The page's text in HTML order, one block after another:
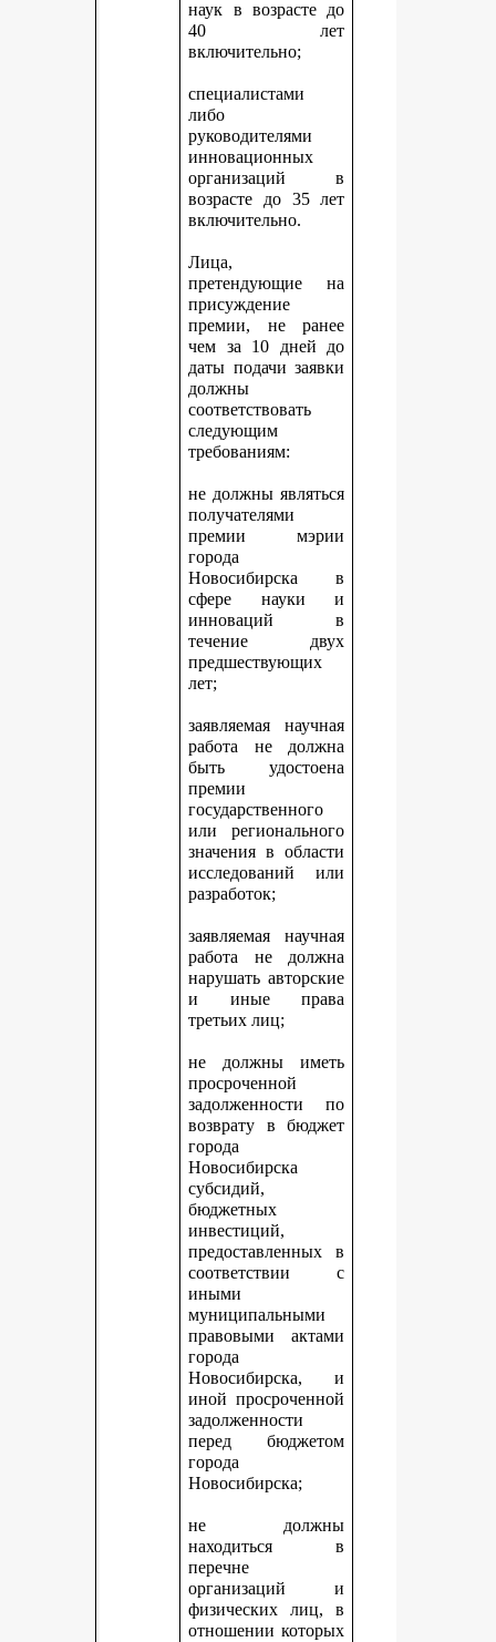
наук в возрасте до
40 лет
включительно;
специалистами
либо
руководителями
инновационных
организаций в
возрасте до 35 лет
включительно.
Лица,
претендующие на
присуждение
премии, не ранее
чем за 10 дней до
даты подачи заявки
должны
соответствовать
следующим
требованиям:
не должны являться
получателями
премии мэрии
города
Новосибирска в
сфере науки и
инноваций в
течение двух
предшествующих
лет;
заявляемая научная
работа не должна
быть удостоена
премии
государственного
или регионального
значения в области
исследований или
разработок;
заявляемая научная
работа не должна
нарушать авторские
и иные права
третьих лиц;
не должны иметь
просроченной
задолженности по
возврату в бюджет
города
Новосибирска
субсидий,
бюджетных
инвестиций,
предоставленных в
соответствии с
иными
муниципальными
правовыми актами
города
Новосибирска, и
иной просроченной
задолженности
перед бюджетом
города
Новосибирска;
не должны
находиться в
перечне
организаций и
физических лиц, в
отношении которых